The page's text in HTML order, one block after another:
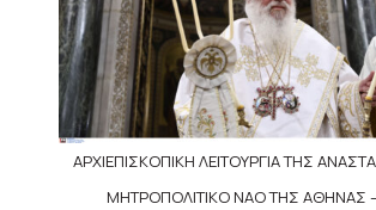
ΑΡΧΙΕΠΙΣΚΟΠΙΚΗ ΛΕΙΤΟΥΡΓΙΑ ΤΗΣ
ΜΗΤΡΟΠΟΛΙΤΙΚΟ ΝΑΟ ΤΗΣ ΑΘΗΝΑΣ –